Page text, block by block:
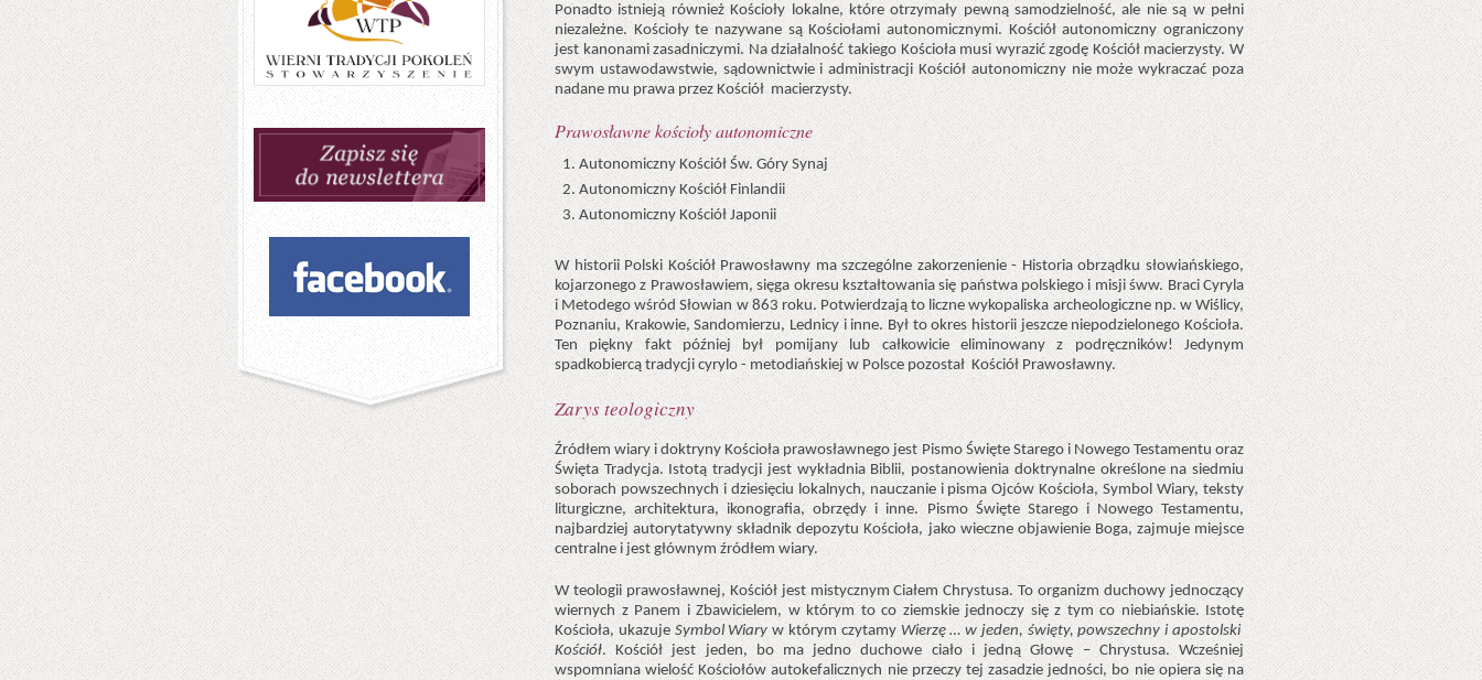
Ponadto istnieją również Kościoły lokalne, które otrzymały pewną samodzielność, ale nie są w pełni
niezależne. Kościoły te nazywane są Kościołami autonomicznymi. Kościół autonomiczny ograniczony
jest kanonami zasadniczymi. Na działalność takiego Kościoła musi wyrazić zgodę Kościół macierzysty. W
swym ustawodawstwie, sądownictwie i administracji Kościół autonomiczny nie może wykraczać poza
nadane mu prawa przez Kościół macierzysty.
Prawosławne kościoły autonomiczne
Autonomiczny Kościół Św. Góry Synaj
Autonomiczny Kościół Finlandii
Autonomiczny Kościół Japonii
W historii Polski Kościół Prawosławny ma szczególne zakorzenienie - Historia obrządku słowiańskiego,
kojarzonego z Prawosławiem, sięga okresu kształtowania się państwa polskiego i misji śww. Braci Cyryla
i Metodego wśród Słowian w 863 roku. Potwierdzają to liczne wykopaliska archeologiczne np. w Wiślicy,
Poznaniu, Krakowie, Sandomierzu, Lednicy i inne. Był to okres historii jeszcze niepodzielonego Kościoła.
Ten piękny fakt później był pomijany lub całkowicie eliminowany z podręczników! Jedynym
spadkobiercą tradycji cyrylo - metodiańskiej w Polsce pozostał Kościół Prawosławny.
Zarys teologiczny
Źródłem wiary i doktryny Kościoła prawosławnego jest Pismo Święte Starego i Nowego Testamentu oraz
Święta Tradycja. Istotą tradycji jest wykładnia Biblii, postanowienia doktrynalne określone na siedmiu
soborach powszechnych i dziesięciu lokalnych, nauczanie i pisma Ojców Kościoła, Symbol Wiary, teksty
liturgiczne, architektura, ikonografia, obrzędy i inne. Pismo Święte Starego i Nowego Testamentu,
najbardziej autorytatywny składnik depozytu Kościoła, jako wieczne objawienie Boga, zajmuje miejsce
centralne i jest głównym źródłem wiary.
W teologii prawosławnej, Kościół jest mistycznym Ciałem Chrystusa. To organizm duchowy jednoczący
wiernych z Panem i Zbawicielem, w którym to co ziemskie jednoczy się z tym co niebiańskie. Istotę
Kościoła, ukazuje Symbol Wiary w którym czytamy Wierzę … w jeden, święty, powszechny i apostolski
Kościół. Kościół jest jeden, bo ma jedno duchowe ciało i jedną Głowę – Chrystusa. Wcześniej
wspomniana wielość Kościołów autokefalicznych nie przeczy tej zasadzie jedności, bo nie opiera się na